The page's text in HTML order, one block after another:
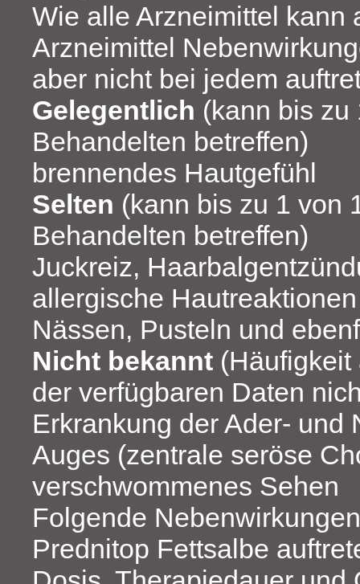
Wie alle Arzneimittel kann
Arzneimittel
aber nicht bei jedem
Gelegentlich (kann bis zu
Behandelten betreffen)
brennendes Hautgefühl
Selten (kann bis zu 1 von
Behandelten betreffen)
Juckreiz,
allergische
Nässen, Pusteln und
Nicht bekannt
der verfügbaren Daten
Erkrankung der Ader- und
Auges (zentrale seröse
verschwommenes Sehen
Folgende
Prednitop Fettsalbe